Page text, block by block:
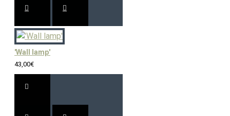
'Wall lamp'
43,00€